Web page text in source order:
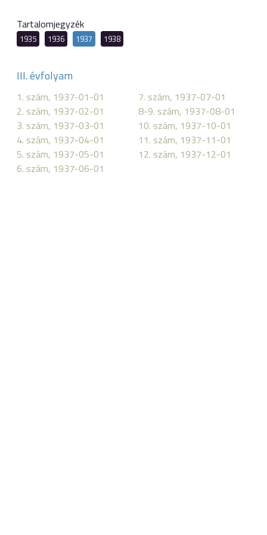
Tartalomjegyzék
1935 1936 1937 1938
III. évfolyam
1. szám, 1937-01-01
2. szám, 1937-02-01
3. szám, 1937-03-01
4. szám, 1937-04-01
5. szám, 1937-05-01
6. szám, 1937-06-01
7. szám, 1937-07-01
8-9. szám, 1937-08-01
10. szám, 1937-10-01
11. szám, 1937-11-01
12. szám, 1937-12-01